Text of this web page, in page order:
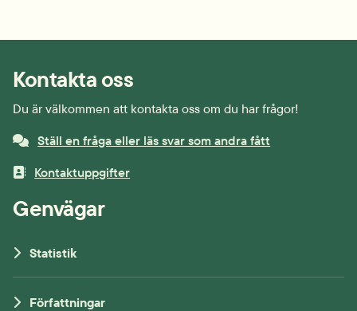
Kontakta oss
Du är välkommen att kontakta oss om du har frågor!
Ställ en fråga eller läs svar som andra fått
Kontaktuppgifter
Genvägar
Statistik
Författningar